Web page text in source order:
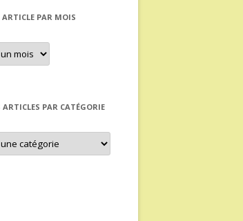
PAR MOIS
ARTICLES PAR CATÉGORIE